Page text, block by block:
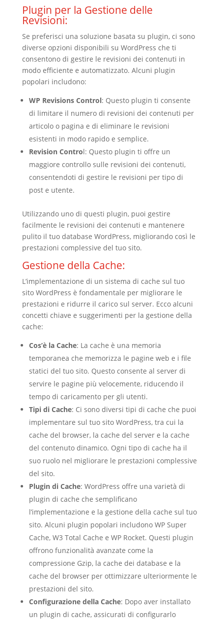
Plugin per la Gestione delle
Revisioni:
Se preferisci una soluzione basata su plugin, ci sono
diverse opzioni disponibili su WordPress che ti
consentono di gestire le revisioni dei contenuti in
modo efficiente e automatizzato. Alcuni plugin
popolari includono:
WP Revisions Control: Questo plugin ti consente
di limitare il numero di revisioni dei contenuti per
articolo o pagina e di eliminare le revisioni
esistenti in modo rapido e semplice.
Revision Control: Questo plugin ti offre un
maggiore controllo sulle revisioni dei contenuti,
consentendoti di gestire le revisioni per tipo di
post e utente.
Utilizzando uno di questi plugin, puoi gestire
facilmente le revisioni dei contenuti e mantenere
pulito il tuo database WordPress, migliorando così le
prestazioni complessive del tuo sito.
Gestione della Cache:
L’implementazione di un sistema di cache sul tuo
sito WordPress è fondamentale per migliorare le
prestazioni e ridurre il carico sul server. Ecco alcuni
concetti chiave e suggerimenti per la gestione della
cache:
Cos’è la Cache: La cache è una memoria
temporanea che memorizza le pagine web e i file
statici del tuo sito. Questo consente al server di
servire le pagine più velocemente, riducendo il
tempo di caricamento per gli utenti.
Tipi di Cache: Ci sono diversi tipi di cache che puoi
implementare sul tuo sito WordPress, tra cui la
cache del browser, la cache del server e la cache
del contenuto dinamico. Ogni tipo di cache ha il
suo ruolo nel migliorare le prestazioni complessive
del sito.
Plugin di Cache: WordPress offre una varietà di
plugin di cache che semplificano
l’implementazione e la gestione della cache sul tuo
sito. Alcuni plugin popolari includono WP Super
Cache, W3 Total Cache e WP Rocket. Questi plugin
offrono funzionalità avanzate come la
compressione Gzip, la cache dei database e la
cache del browser per ottimizzare ulteriormente le
prestazioni del sito.
Configurazione della Cache: Dopo aver installato
un plugin di cache, assicurati di configurarlo